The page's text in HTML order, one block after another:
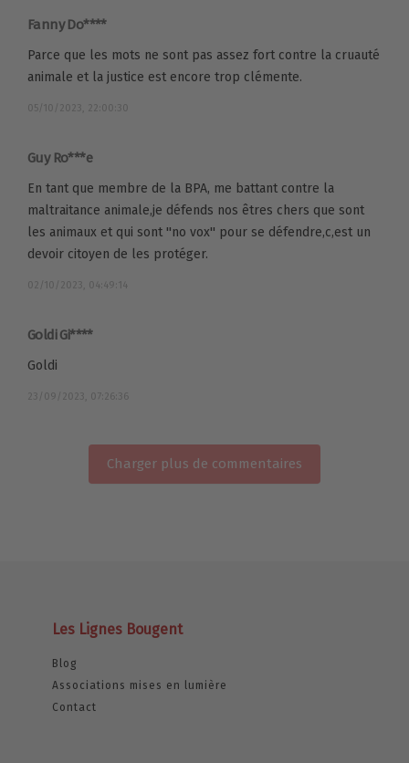
Fanny Do****
Parce que les mots ne sont pas assez fort contre la cruauté
animale et la justice est encore trop clémente.
05/10/2023, 22:00:30
Guy Ro***e
En tant que membre de la BPA, me battant contre la
maltraitance animale,je défends nos êtres chers que sont
les animaux et qui sont ''no vox'' pour se défendre,c,est un
devoir citoyen de les protéger.
02/10/2023, 04:49:14
Goldi Gi****
Goldi
23/09/2023, 07:26:36
Charger plus de commentaires
Les Lignes Bougent
Blog
Associations mises en lumière
Contact